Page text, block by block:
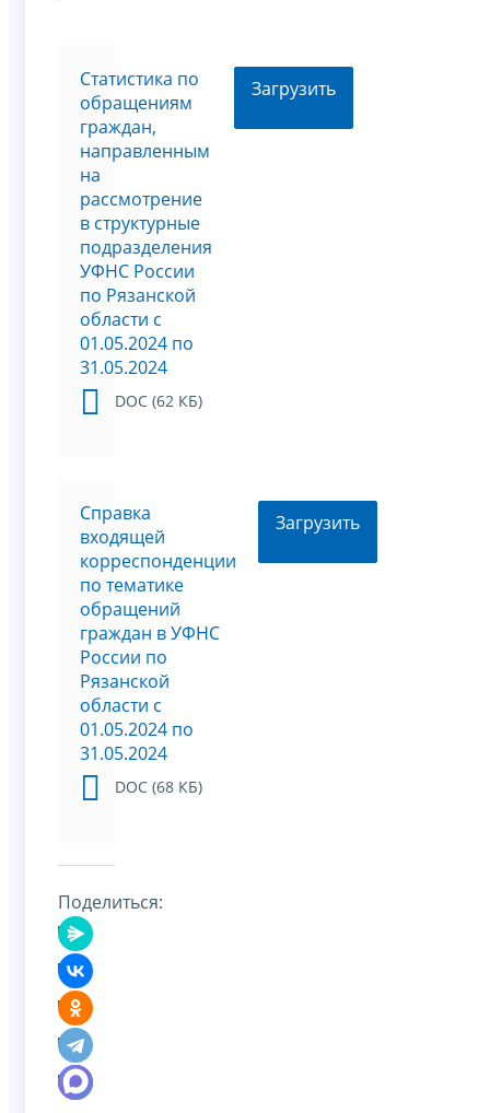
Статистика по
обращениям
граждан,
направленным
на
рассмотрение
в структурные
подразделения
УФНС России
по Рязанской
области c
01.05.2024 по
31.05.2024
DOC (62 КБ)
Загрузить
Справка
входящей
корреспонденции
по тематике
обращений
граждан в УФНС
России по
Рязанской
области c
01.05.2024 по
31.05.2024
DOC (68 КБ)
Загрузить
Поделиться: